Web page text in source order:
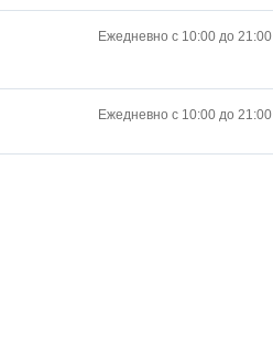
Ежедневно с 10:00 до 21:00
Ежедневно с 10:00 до 21:00